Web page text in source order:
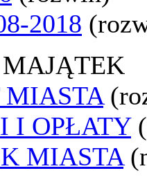
2018
MIASTA
I OPŁATY
MIASTA